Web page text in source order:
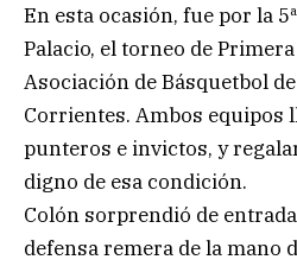
En esta ocasión, fue por la
Palacio, el torneo de
Asociación de Básquetbol
Corrientes. Ambos equipos
punteros e invictos, y
digno de esa condición.
Colón sorprendió de
defensa remera de la mano